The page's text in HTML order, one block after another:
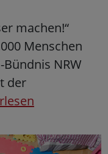
machen!“
Menschen
NRW
der